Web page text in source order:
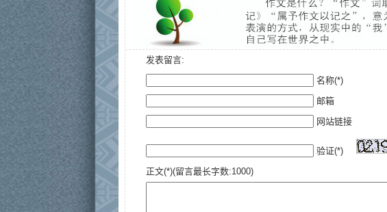
发表留言:
名称(*)
邮箱
网站链接
验证(*)
正文(*)(留言最长字数:1000)